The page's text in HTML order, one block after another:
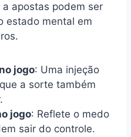
apostas podem ser
estado mental em
jogo: Uma injeção
a sorte também
jogo: Reflete o medo
sair do controle.